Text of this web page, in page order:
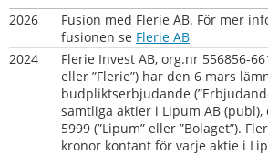
2026
Fusion med Flerie AB. För mer
fusionen se Flerie AB
2024
Flerie Invest AB, org.nr 556856-
eller ”Flerie”) har den 6 mars
budpliktserbjudande
samtliga aktier i Lipum AB (publ),
5999 (”Lipum” eller ”Bolaget”).
kronor kontant för varje aktie i